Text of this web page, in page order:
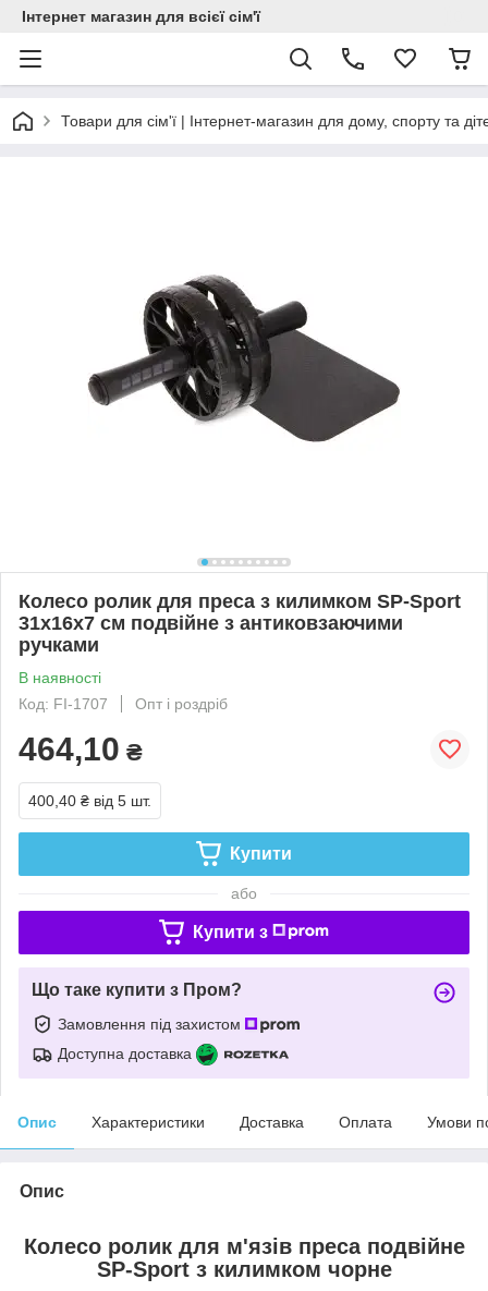
Інтернет магазин для всієї сім'ї
Товари для сім'ї | Інтернет-магазин для дому, спорту та
Колесо ролик для преса з килимком SP-Sport
31х16х7 см подвійне з антиковзаючими
ручками
В наявності
Код: FI-1707
Опт і роздріб
464,10 ₴
400,40 ₴ від 5 шт.
Купити
або
Купити з
Що таке купити з Пром?
Замовлення під захистом
Доступна доставка
Опис Характеристики Доставка Оплата Умови
Опис
Колесо ролик для м'язів преса подвійне
SP-Sportз килимком чорне